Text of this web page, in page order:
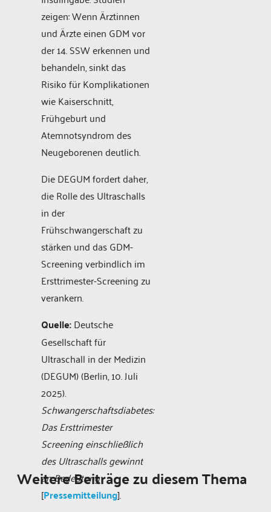
zeigen: Wenn Ärztinnen
und Ärzte einen GDM vor
der 14. SSW erkennen und
behandeln, sinkt das
Risiko für Komplikationen
wie Kaiserschnitt,
Frühgeburt und
Atemnotsyndrom des
Neugeborenen deutlich.
Die DEGUM fordert daher,
die Rolle des Ultraschalls
in der
Frühschwangerschaft zu
stärken und das GDM-
Screening verbindlich im
Ersttrimester-Screening zu
verankern.
Quelle:Deutsche
Gesellschaft für
Ultraschall in der Medizin
(DEGUM) (Berlin, 10. Juli
2025).
Schwangerschaftsdiabetes:
Das Ersttrimester
Screening einschließlich
des Ultraschalls gewinnt
an Bedeutung
[Pressemitteilung].
Weitere Beiträge zu diesem Thema